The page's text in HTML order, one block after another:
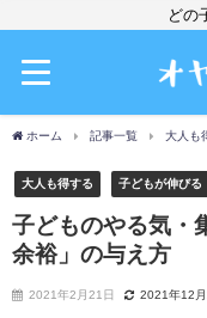
どの
ホーム 記事一覧 大人も
大人も得する 子どもが伸びる
子どものやる気・
余裕」の与え方
2021年2月21日 2021年12月